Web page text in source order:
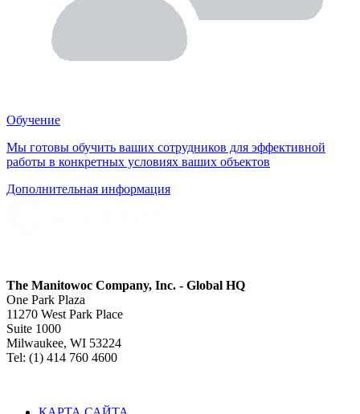
Обучение
Мы готовы обучить ваших сотрудников для эффективной
работы в конкретных условиях ваших объектов
Дополнительная информация
The Manitowoc Company, Inc. - Global HQ
One Park Plaza
11270 West Park Place
Suite 1000
Milwaukee, WI 53224
Tel: (1) 414 760 4600